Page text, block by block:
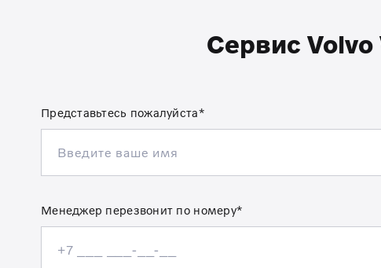
Сервис Volvo
Представьтесь пожалуйста*
Менеджер перезвонит по номеру*